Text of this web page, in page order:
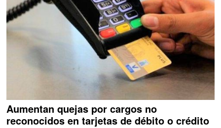
Aumentan quejas por cargos no
reconocidos en tarjetas de débito o crédito